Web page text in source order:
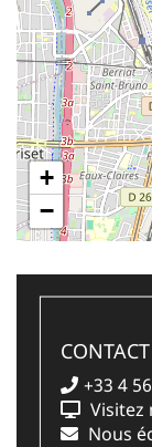
+
−
CONTACT
+33 4
Nous